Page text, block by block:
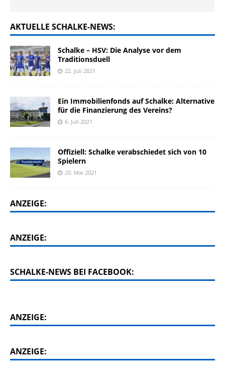
AKTUELLE SCHALKE-NEWS:
Schalke – HSV: Die Analyse vor dem
Traditionsduell
22. Juli 2021
Ein Immobilienfonds auf Schalke: Alternative
für die Finanzierung des Vereins?
6. Juli 2021
Offiziell: Schalke verabschiedet sich von 10
Spielern
20. Mai 2021
ANZEIGE:
ANZEIGE:
SCHALKE-NEWS BEI FACEBOOK:
ANZEIGE:
ANZEIGE: